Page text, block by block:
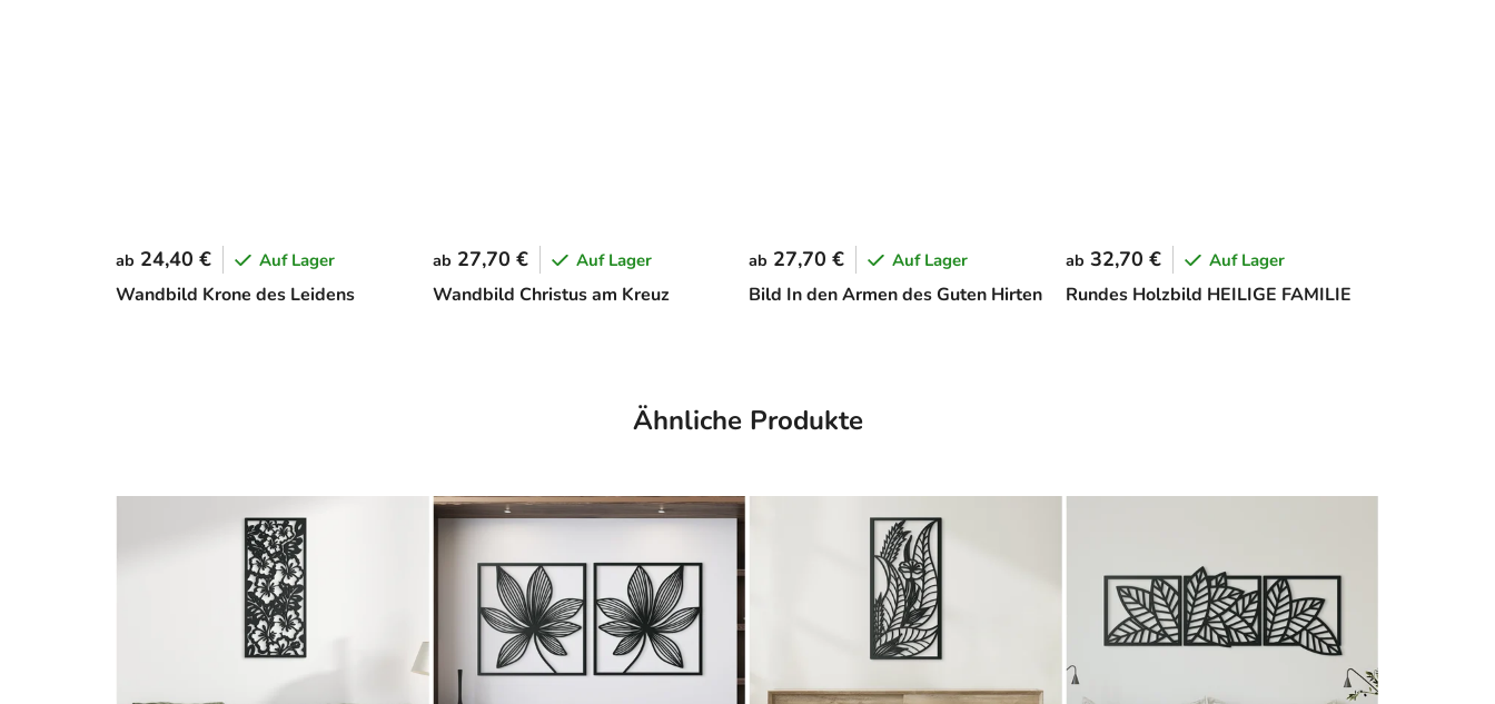
Wandbild Krone des Leidens
ab 24,40 € Auf Lager
Wandbild Christus am Kreuz
ab 27,70 € Auf Lager
Bild In den Armen des Guten Hirten
ab 27,70 € Auf Lager
Rundes Holzbild HEILIGE FAMILIE
ab 32,70 € Auf Lager
Ähnliche Produkte